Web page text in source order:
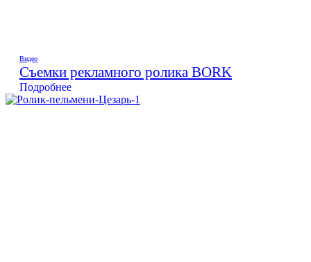
Видео
Съемки рекламного ролика BORK
Подробнее